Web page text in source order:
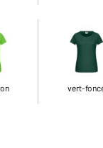
vert-